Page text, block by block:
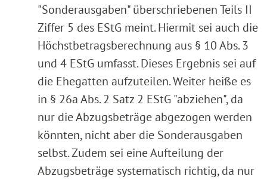
"Sonderausgaben" überschriebenen Teils II
Ziffer 5 des EStG meint. Hiermit sei auch die
Höchstbetragsberechnung aus § 10 Abs. 3
und 4 EStG umfasst. Dieses Ergebnis sei auf
die Ehegatten aufzuteilen. Weiter heiße es
in § 26a Abs. 2 Satz 2 EStG "abziehen", da
nur die Abzugsbeträge abgezogen werden
könnten, nicht aber die Sonderausgaben
selbst. Zudem sei eine Aufteilung der
Abzugsbeträge systematisch richtig, da nur